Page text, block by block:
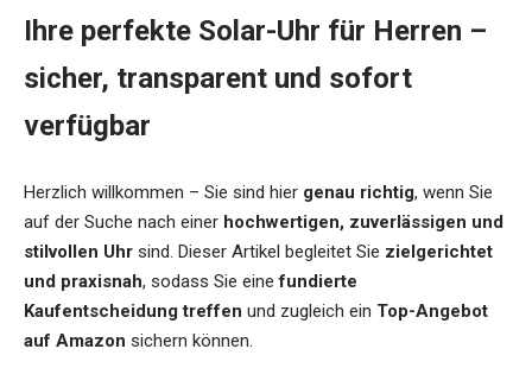
Ihre perfekte Solar-Uhr für Herren –
sicher, transparent und sofort
verfügbar
Herzlich willkommen – Sie sind hier genau richtig, wenn Sie
auf der Suche nach einer hochwertigen, zuverlässigen und
stilvollen Uhr sind. Dieser Artikel begleitet Sie zielgerichtet
und praxisnah, sodass Sie einefundierte
Kaufentscheidung treffen und zugleich ein Top-Angebot
auf Amazon sichern können.